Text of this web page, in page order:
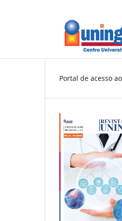
Portal de acesso